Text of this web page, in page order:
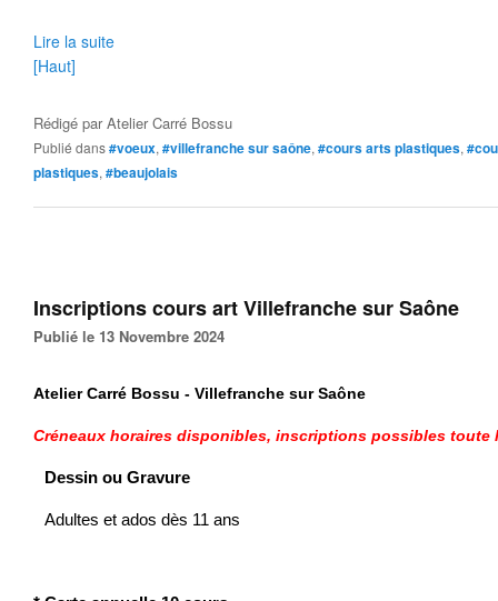
Lire la suite
[Haut]
Rédigé parAtelier Carré Bossu
Publié dans#voeux, #villefranche sur saône, #cours arts plastiques,
plastiques, #beaujolais
Inscriptions cours art Villefranche sur Saône
Publié le 13 Novembre 2024
Atelier Carré Bossu - Villefranche sur Saône
Créneaux horaires disponibles, inscriptions possibles toute
Dessin ou Gravure
Adultes et ados dès 11 ans